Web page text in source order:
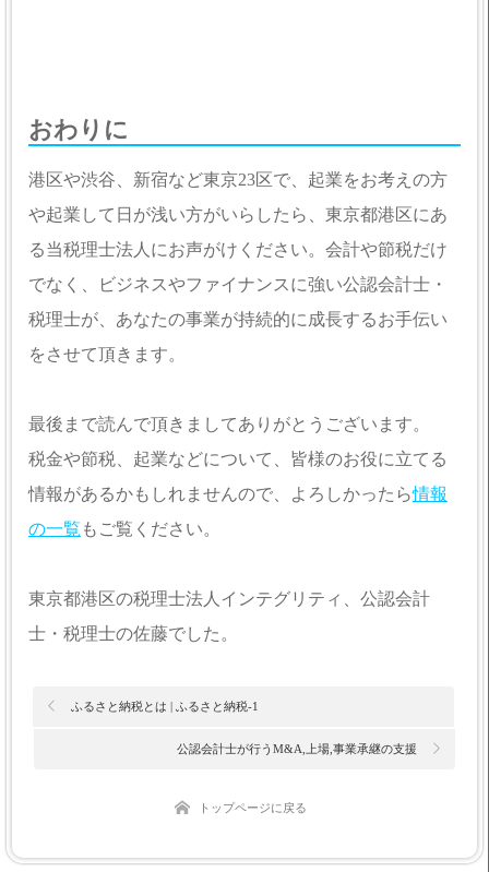
おわりに
港区や渋谷、新宿など東京23区で、起業をお考えの方
や起業して日が浅い方がいらしたら、東京都港区にあ
る当税理士法人にお声がけください。会計や節税だけ
でなく、ビジネスやファイナンスに強い公認会計士・
税理士が、あなたの事業が持続的に成長するお手伝い
をさせて頂きます。
最後まで読んで頂きましてありがとうございます。
税金や節税、起業などについて、皆様のお役に立てる
情報があるかもしれませんので、よろしかったら情報
の一覧 もご覧ください。
東京都港区の税理士法人インテグリティ、公認会計
士・税理士の佐藤でした。
ふるさと納税とは | ふるさと納税-1
公認会計士が行うM&A,上場,事業承継の支援
トップページに戻る